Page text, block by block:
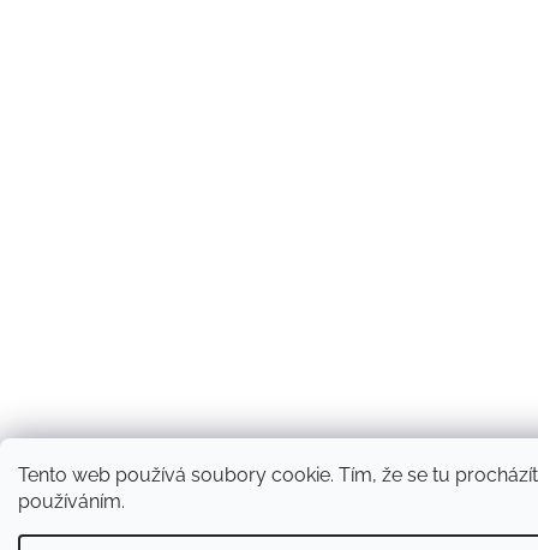
Tento web používá soubory cookie. Tím, že se tu
používáním.